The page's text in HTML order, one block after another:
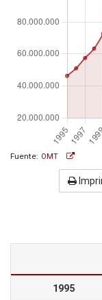
Fuente: OMT
1995